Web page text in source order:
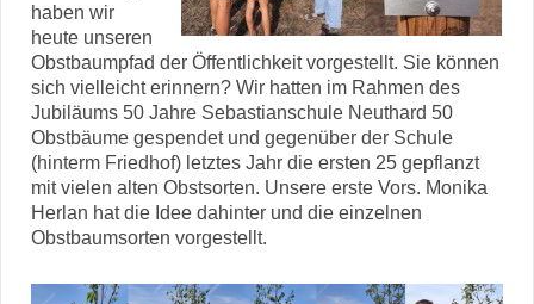
haben wir
heute unseren
Obstbaumpfad der Öffentlichkeit vorgestellt. Sie können
sich vielleicht erinnern? Wir hatten im Rahmen des
Jubiläums 50 Jahre Sebastianschule Neuthard 50
Obstbäume gespendet und gegenüber der Schule
(hinterm Friedhof) letztes Jahr die ersten 25 gepflanzt
mit vielen alten Obstsorten. Unsere erste Vors. Monika
Herlan hat die Idee dahinter und die einzelnen
Obstbaumsorten vorgestellt.